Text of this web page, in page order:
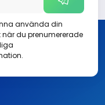
använda din
du prenumererade